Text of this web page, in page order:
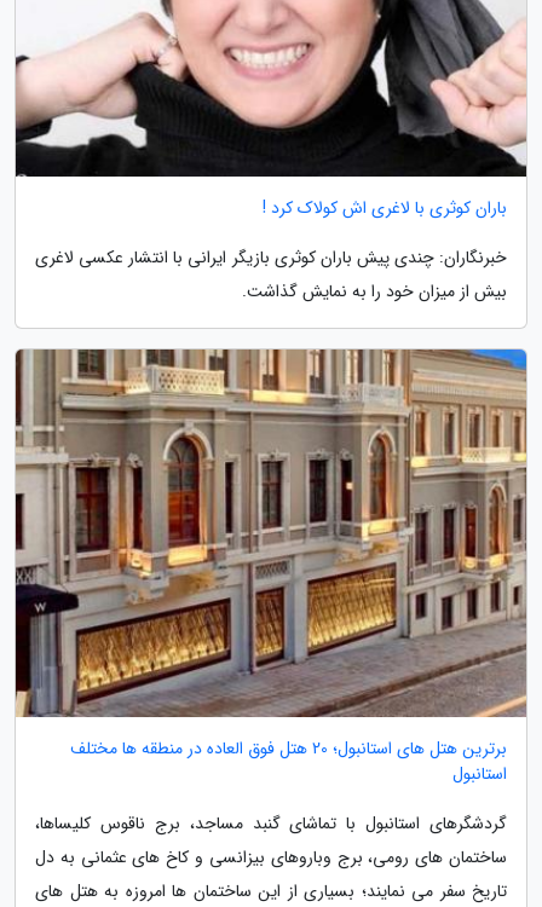
باران کوثری با لاغری اش کولاک کرد !
خبرنگاران: چندی پیش باران کوثری بازیگر ایرانی با انتشار عکسی لاغری
بیش از میزان خود را به نمایش گذاشت.
برترین هتل های استانبول؛ 20 هتل فوق العاده در منطقه ها مختلف
استانبول
گردشگرهای استانبول با تماشای گنبد مساجد، برج ناقوس کلیساها،
ساختمان های رومی، برج وباروهای بیزانسی و کاخ های عثمانی به دل
تاریخ سفر می نمایند؛ بسیاری از این ساختمان ها امروزه به هتل های